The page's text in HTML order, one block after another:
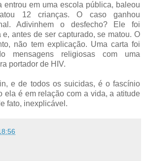
entrou em uma escola pública, baleou
12 crianças. O caso ganhou
Adivinhem o desfecho? Ele foi
antes de ser capturado, se matou. O
não tem explicação. Uma carta foi
mensagens religiosas com uma
portador de HIV.
e de todos os suicidas, é o fascínio
ela é em relação com a vida, a atitude
fato, inexplicável.